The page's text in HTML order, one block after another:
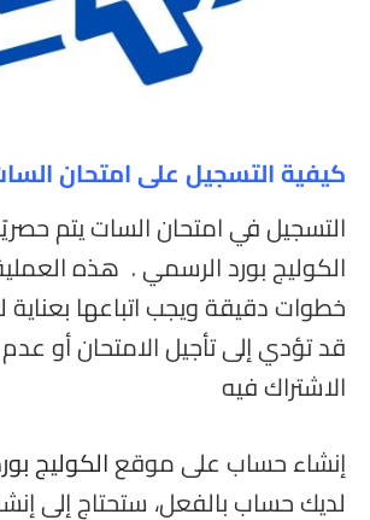
كيفية التسجيل على امتحان
التسجيل في امتحان السات يتم
الكوليج بورد الرسمي . هذه
خطوات دقيقة ويجب اتباعها بعناية
قد تؤدي إلى تأجيل الامتحان أو
الاشتراك فيه
إنشاء حساب على موقع الكوليج
لديك حساب بالفعل، ستحتاج إلى